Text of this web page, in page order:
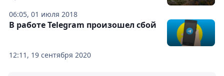
06:05, 01 июля 2018
12:11, 19 сентября 2020
В работе Telegram произошел сбой